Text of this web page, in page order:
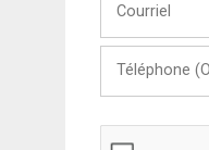
(Optionnel)